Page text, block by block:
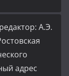
А.Э.
адрес